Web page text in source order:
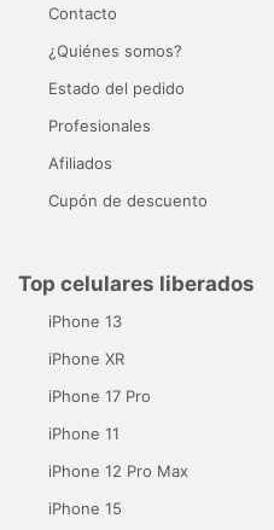
Contacto
¿Quiénes somos?
Estado del pedido
Profesionales
Afiliados
Cupón de descuento
Top celulares liberados
iPhone 13
iPhone XR
iPhone 17 Pro
iPhone 11
iPhone 12 Pro Max
iPhone 15